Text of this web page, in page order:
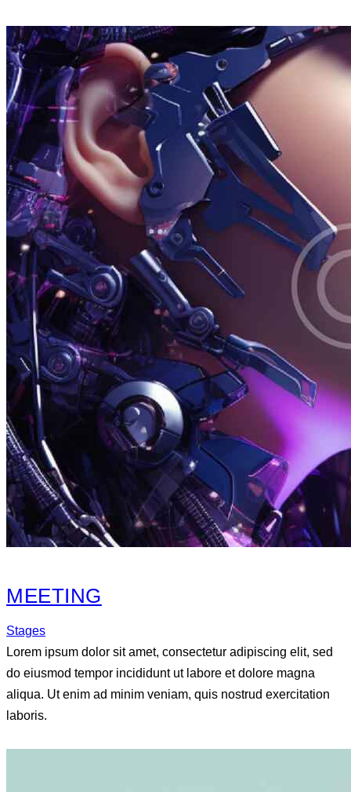
MEETING
Stages
Lorem ipsum dolor sit amet, consectetur adipiscing elit, sed
do eiusmod tempor incididunt ut labore et dolore magna
aliqua. Ut enim ad minim veniam, quis nostrud exercitation
laboris.